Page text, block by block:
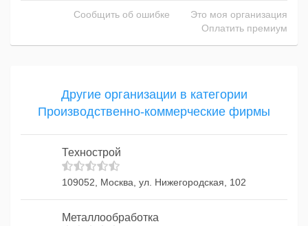
Сообщить об ошибке
Это моя организация
Оплатить премиум
Другие организации в категории
Производственно-коммерческие фирмы
Технострой
109052, Москва, ул. Нижегородская, 102
Металлообработка